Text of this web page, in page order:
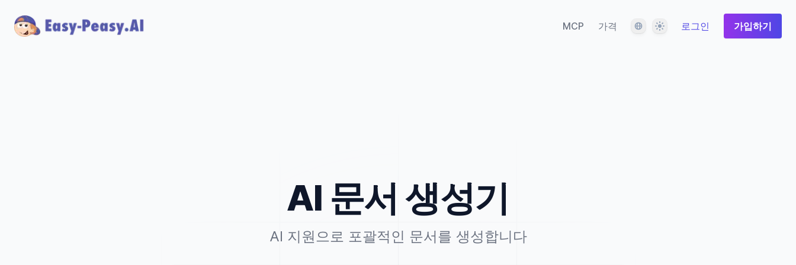
MCP 가격 언어 테마 로그인 가입하기
AI 문서 생성기
AI 지원으로 포괄적인 문서를 생성합니다